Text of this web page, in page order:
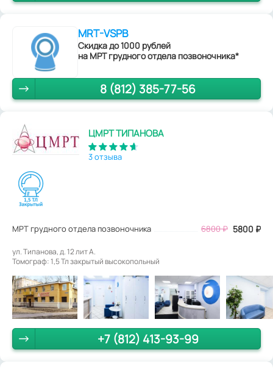
MRT-VSPB
Скидка до 1000 рублей
на МРТ грудного отдела позвоночника*
8 (812) 385-77-56
ЦМРТ ТИПАНОВА
3 отзыва
МРТ грудного отдела позвоночника 6800₽ 5800 ₽
ул. Типанова, д. 12 лит А.
Томограф: 1,5 Тл закрытый высокопольный
+7 (812) 413-93-99